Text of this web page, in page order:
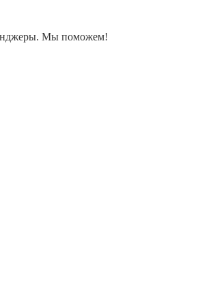
Мы поможем!